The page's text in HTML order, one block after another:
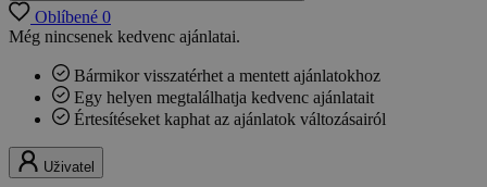
Oblíbené 0
Még nincsenek kedvenc ajánlatai.
Bármikor visszatérhet a mentett ajánlatokhoz
Egy helyen megtalálhatja kedvenc ajánlatait
Értesítéseket kaphat az ajánlatok változásairól
Uživatel